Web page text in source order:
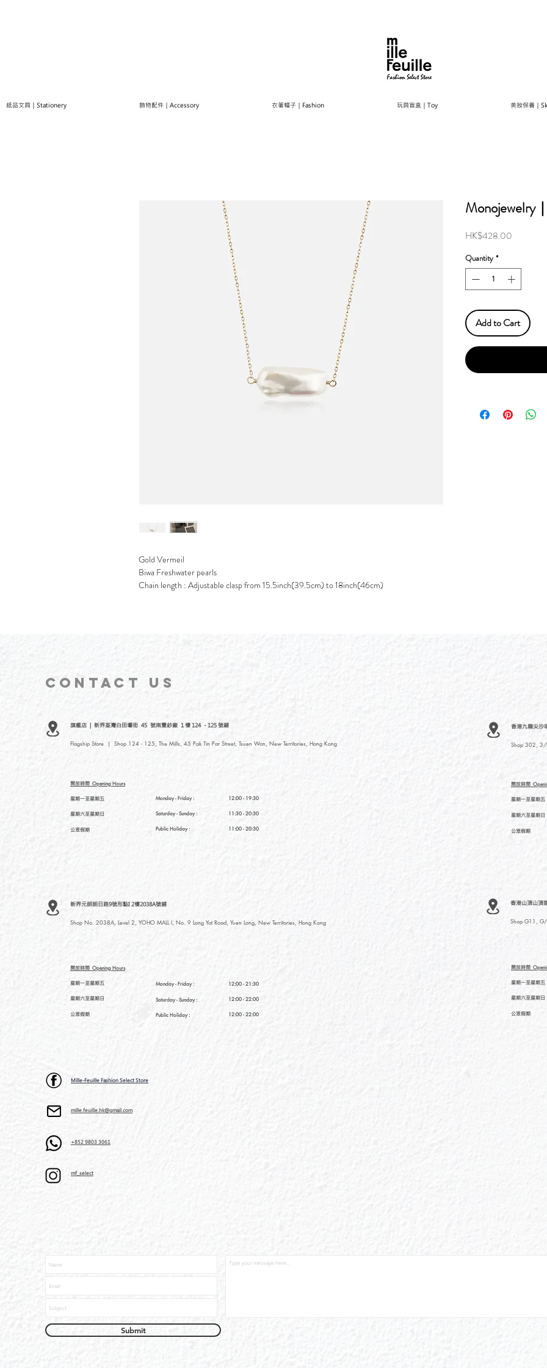
紙品文具｜Stationery 飾物配件｜Accessory 衣著帽子｜Fashion 玩具盲盒｜Toy 美妝保養｜
Gold Vermeil
Biwa Freshwater pearls
Chain length : Adjustable clasp from 15.5inch(39.5cm) to 18inch(46cm)
Monojewelry
HK$428.00
Quantity *
Add to Cart
CONTACT US
旗艦店 | 新界荃灣白田壩街 45 號南豐紗廠 1 樓 124 - 125 號鋪
Flagship Store | Shop 124 - 125, The Mills, 45 Pak Tin Par Street, Tsuen Wan, New Territories, Hong Kong
開放時間 Opening Hours
星期一至星期五
星期六至星期日
公眾假期
Monday - Friday :
Saturday- Sunday :
Public Holiday :
12:00 - 19:30
11:30 - 20:30
11:00 - 20:30
新界元朗朗日路9號形點I 2樓2038A號舖
Shop No. 2038A, Level 2, YOHO MALL I, No. 9 Long Yat Road, Yuen Long, New Territories, Hong Kong
開放時間 Opening Hours
星期一至星期五
星期六至星期日
公眾假期
Monday - Friday :
Saturday- Sunday :
Public Holiday :
12:00 - 21:30
12:00 - 22:00
12:00 - 22:00
香港九龍尖沙
Shop 302, 3/
開放時間
星期一至星期五
星期六至星期日
公眾假期
香港山頂山頂
Shop G11, G/
開放時間
星期一至星期五
星期六至星期日
公眾假期
Mille-Feuille Fashion Select Store
mille.feuille.hk@gmail.com
+852 9803 3061
mf_select
Submit